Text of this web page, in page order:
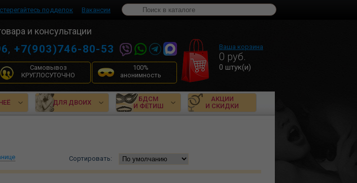
подделок Вакансии
и консультации
,+7(903)746-80-53
Самовывоз
КРУГЛОСУТОЧНО
100%
анонимность
Ваша корзина
0 руб.
0 штук(и)
ДЛЯ ДВОИХ
БДСМ
И ФЕТИШ
АКЦИИ
И СКИДКИ
Сортировать: